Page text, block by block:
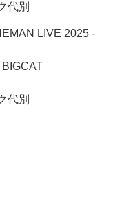
代別
LIVE 2025 -
代別